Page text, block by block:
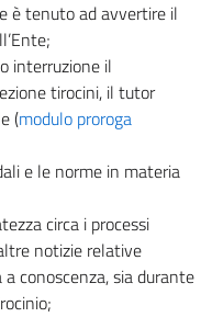
è tenuto ad avvertire il
interruzione il
tirocini, il tutor
(modulo proroga
e le norme in materia
circa i processi
notizie relative
conoscenza, sia durante